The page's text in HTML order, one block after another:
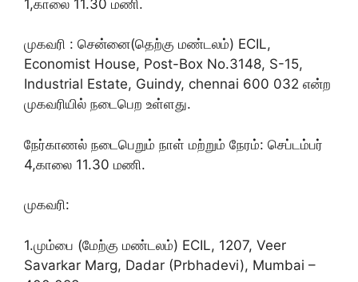
1,காலை 11.30 மணி.
முகவரி : சென்னை(தெற்கு மண்டலம்) ECIL,
Economist House, Post-Box No.3148, S-15,
Industrial Estate, Guindy, chennai 600 032 என்ற
முகவரியில் நடைபெற உள்ளது.
நேர்காணல் நடைபெறும் நாள் மற்றும் நேரம்: செப்டம்பர்
4,காலை 11.30 மணி.
முகவரி:
1.மும்பை (மேற்கு மண்டலம்) ECIL, 1207, Veer
Savarkar Marg, Dadar (Prbhadevi), Mumbai –